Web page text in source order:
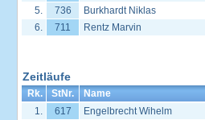
5.
736 Burkhardt Niklas
6.
711 Rentz Marvin
Zeitläufe
Rk. StNr. Name
1.
617 Engelbrecht Wihelm